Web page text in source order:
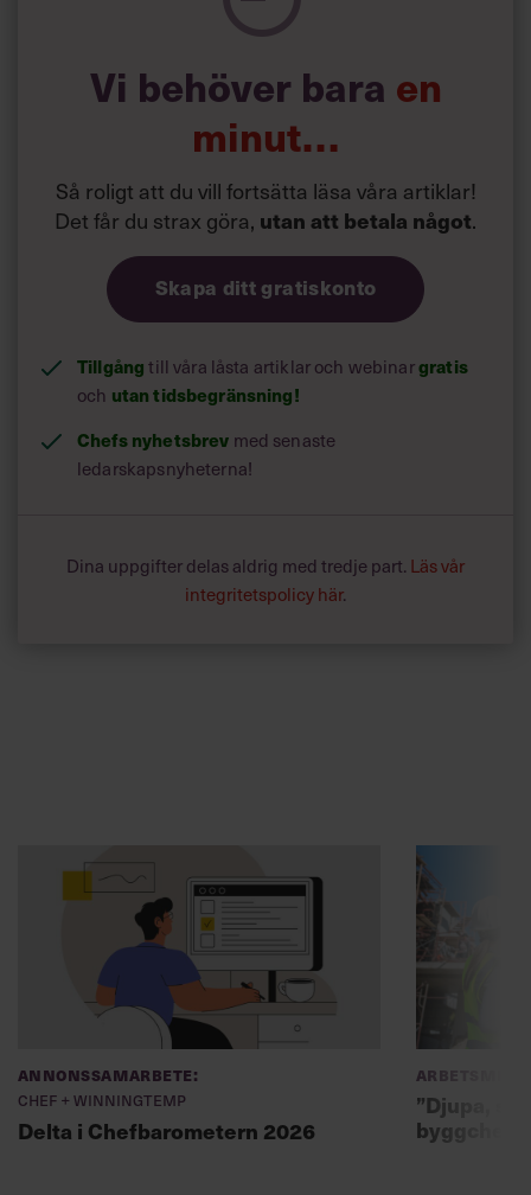
Vi behöver bara en
minut…
Så roligt att du vill fortsätta läsa våra artiklar!
Det får du strax göra, utan att betala något.
Skapa ditt gratiskonto
Tillgångtill våra låsta artiklar och webinargratis
och utan tidsbegränsning!
Chefs nyhetsbrev med senaste
ledarskapsnyheterna!
Dina uppgifter delas aldrig med tredje part. Läs vår
integritetspolicy här.
Annonssamarbete:
Chef + Winningtemp
Delta i Chefbarometern 2026
Arbetsmiljö
”Djupa,